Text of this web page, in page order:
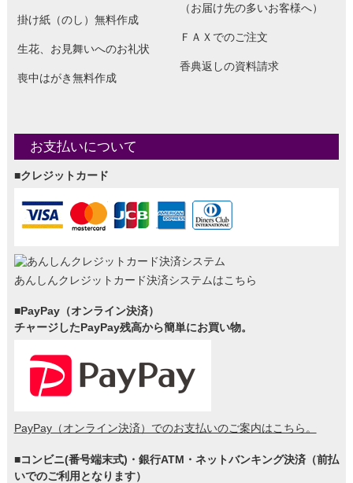
掛け紙（のし）無料作成
生花、お見舞いへのお礼状
喪中はがき無料作成
（お届け先の多いお客様へ）
ＦＡＸでのご注文
香典返しの資料請求
お支払いについて
■クレジットカード
あんしんクレジットカード決済システムはこちら
■PayPay（オンライン決済）
チャージしたPayPay残高から簡単にお買い物。
PayPay（オンライン決済）でのお支払いのご案内はこちら。
■コンビニ(番号端末式)・銀行ATM・ネットバンキング決済（前払
いでのご利用となります）